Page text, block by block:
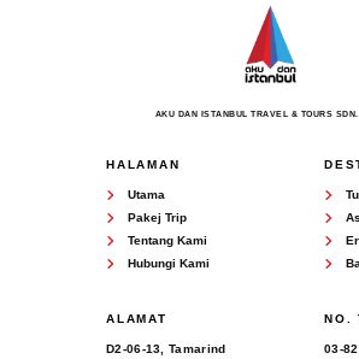
AKU DAN ISTANBUL TRAVEL & TOURS SDN.
HALAMAN
Utama
Pakej Trip
Tentang Kami
Hubungi Kami
ALAMAT
D2-06-13, Tamarind
NO.
03-